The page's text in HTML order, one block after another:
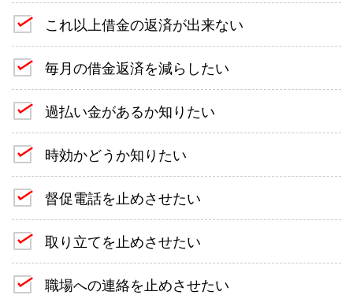
これ以上借金の返済が出来ない
毎月の借金返済を減らしたい
過払い金があるか知りたい
時効かどうか知りたい
督促電話を止めさせたい
取り立てを止めさせたい
職場への連絡を止めさせたい